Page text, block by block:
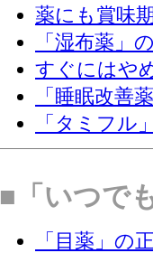
薬にも賞味
「湿布薬」
すぐにはや
「睡眠改善
「タミフル
■「いつで
「目薬」の